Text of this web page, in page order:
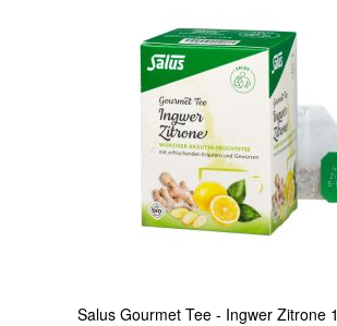
Salus Gourmet Tee - Ingwer Zitrone